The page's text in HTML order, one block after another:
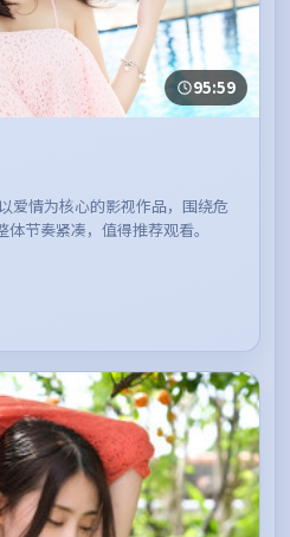
95:59
爱情为核心的影视作品，围绕危
节奏紧凑，值得推荐观看。